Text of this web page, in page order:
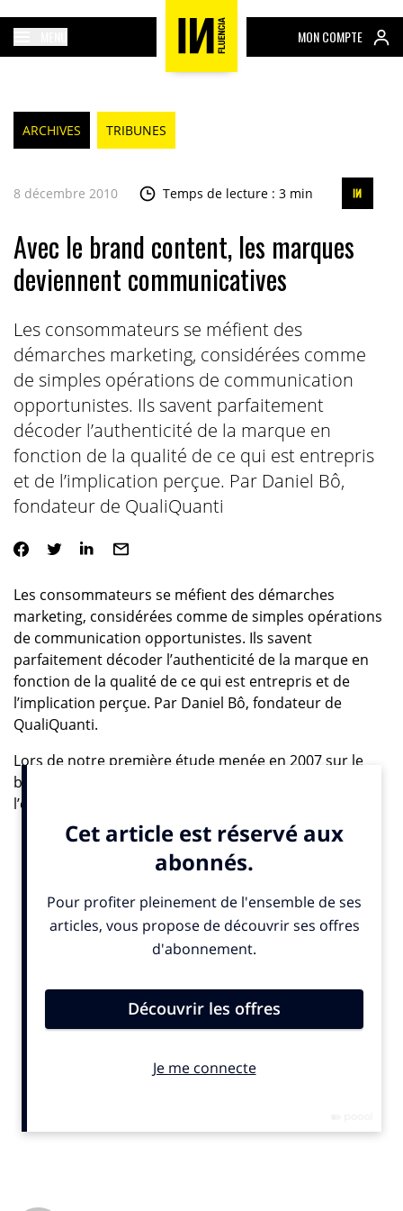
MON COMPTE
ARCHIVES TRIBUNES
8 décembre 2010 Temps de lecture : 3 min
Avec le brand content, les marques
deviennent communicatives
Les consommateurs se méfient des
démarches marketing, considérées comme
de simples opérations de communication
opportunistes. Ils savent parfaitement
décoder l’authenticité de la marque en
fonction de la qualité de ce qui est entrepris
et de l’implication perçue. Par Daniel Bô,
fondateur de QualiQuanti
Les consommateurs se méfient des démarches
marketing, considérées comme de simples opérations
de communication opportunistes. Ils savent
parfaitement décoder l’authenticité de la marque en
fonction de la qualité de ce qui est entrepris et de
l’implication perçue. Par Daniel Bô, fondateur de
QualiQuanti.
Lors de notre première étude menée en 2007 sur le
brand content, nous avions été frappés par
l’enthousiasme du public vis-à-vis des contenus de
marques réussis. Avec la nouvelle étude que nous
venons de réaliser, nous avons pris conscience à quel
point la création d’un contenu de qualité est
marques.
Lorsque Nature & Découverte propose la revue
de la marque dans les questions de respect de
l’homme et de la nature. La revue fait sens avec l’offre
produit et consolide le positionnement de la marque.
De même, lorsque Picard crée un livre de 210 recettes
interprétées par quatre auteurs, la marque concilie